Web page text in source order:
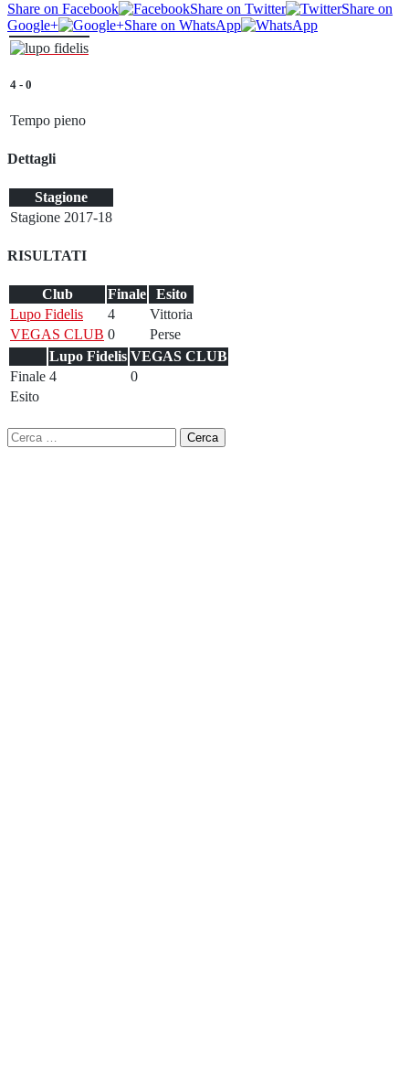
Share on Facebook Share on Twitter
Share on
Google+
Share on WhatsApp
4 - 0
Tempo pieno
Dettagli
Stagione
Stagione 2017-18
RISULTATI
Club Finale
Esito
Lupo Fidelis
4
Vittoria
VEGAS CLUB 0
Perse
Lupo Fidelis VEGAS CLUB
Finale 4
0
Esito
Ricerca
per: